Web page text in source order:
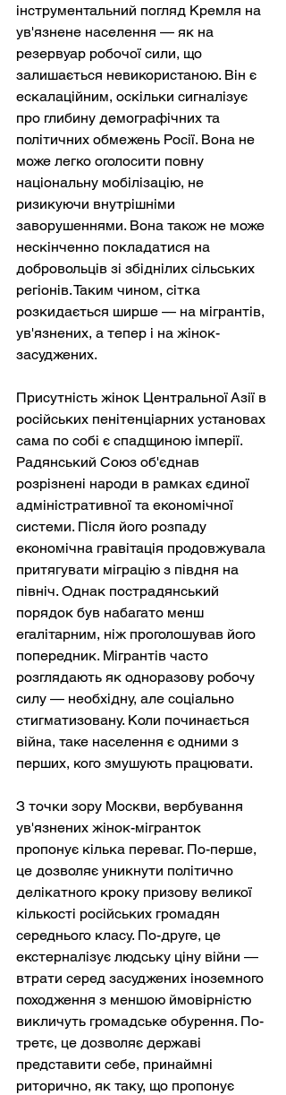
інструментальний погляд Кремля на
ув'язнене населення — як на
резервуар робочої сили, що
залишається невикористаною. Він є
ескалаційним, оскільки сигналізує
про глибину демографічних та
політичних обмежень Росії. Вона не
може легко оголосити повну
національну мобілізацію, не
ризикуючи внутрішніми
заворушеннями. Вона також не може
нескінченно покладатися на
добровольців зі збіднілих сільських
регіонів. Таким чином, сітка
розкидається ширше — на мігрантів,
ув'язнених, а тепер і на жінок-
засуджених.
Присутність жінок Центральної Азії в
російських пенітенціарних установах
сама по собі є спадщиною імперії.
Радянський Союз об'єднав
розрізнені народи в рамках єдиної
адміністративної та економічної
системи. Після його розпаду
економічна гравітація продовжувала
притягувати міграцію з півдня на
північ. Однак пострадянський
порядок був набагато менш
егалітарним, ніж проголошував його
попередник. Мігрантів часто
розглядають як одноразову робочу
силу — необхідну, але соціально
стигматизовану. Коли починається
війна, таке населення є одними з
перших, кого змушують працювати.
З точки зору Москви, вербування
ув'язнених жінок-мігранток
пропонує кілька переваг. По-перше,
це дозволяє уникнути політично
делікатного кроку призову великої
кількості російських громадян
середнього класу. По-друге, це
екстерналізує людську ціну війни —
втрати серед засуджених іноземного
походження з меншою ймовірністю
викличуть громадське обурення. По-
третє, це дозволяє державі
представити себе, принаймні
риторично, як таку, що пропонує